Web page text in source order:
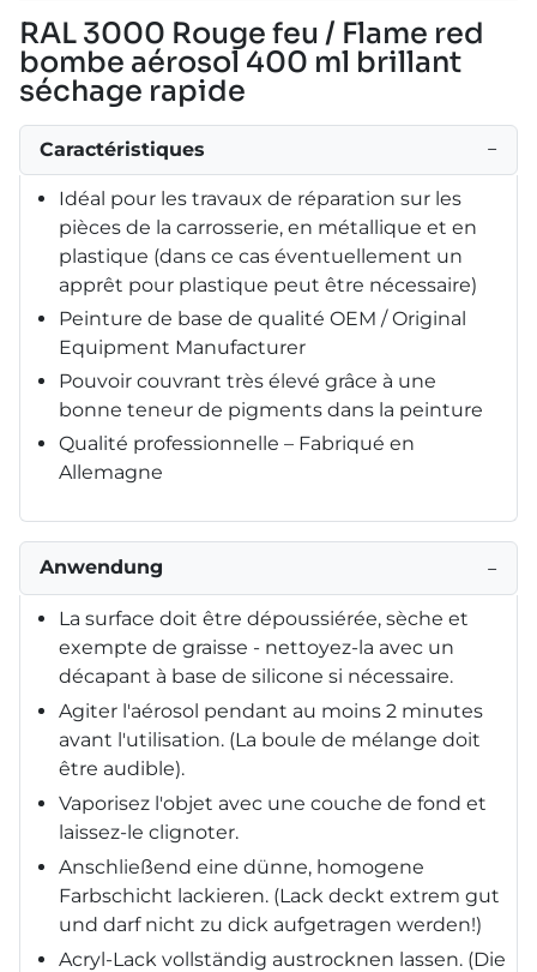
RAL 3000 Rouge feu / Flame red
bombe aérosol 400 ml brillant
séchage rapide
Caractéristiques −
Idéal pour les travaux de réparation sur les
pièces de la carrosserie, en métallique et en
plastique (dans ce cas éventuellement un
apprêt pour plastique peut être nécessaire)
Peinture de base de qualité OEM / Original
Equipment Manufacturer
Pouvoir couvrant très élevé grâce à une
bonne teneur de pigments dans la peinture
Qualité professionnelle – Fabriqué en
Allemagne
Anwendung −
La surface doit être dépoussiérée, sèche et
exempte de graisse - nettoyez-la avec un
décapant à base de silicone si nécessaire.
Agiter l'aérosol pendant au moins 2 minutes
avant l'utilisation. (La boule de mélange doit
être audible).
Vaporisez l'objet avec une couche de fond et
laissez-le clignoter.
Anschließend eine dünne, homogene
Farbschicht lackieren. (Lack deckt extrem gut
und darf nicht zu dick aufgetragen werden!)
Acryl-Lack vollständig austrocknen lassen. (Die